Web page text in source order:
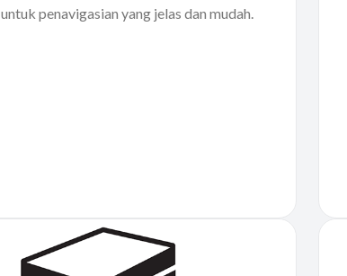
untuk penavigasian yang jelas dan mudah.